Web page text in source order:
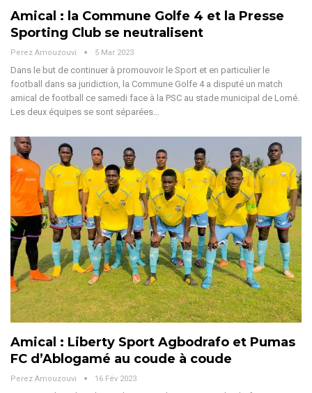
Amical : la Commune Golfe 4 et la Presse
Sporting Club se neutralisent
Perez Amouzouvi 5 Mar 2023
Dans le but de continuer à promouvoir le Sport et en particulier le
football dans sa juridiction, la Commune Golfe 4 a disputé un match
amical de football ce samedi face à la PSC au stade municipal de Lomé.
Les deux équipes se sont séparées…
Amical : Liberty Sport Agbodrafo et Pumas
FC d’Ablogamé au coude à coude
Perez Amouzouvi 16 Fév 2023